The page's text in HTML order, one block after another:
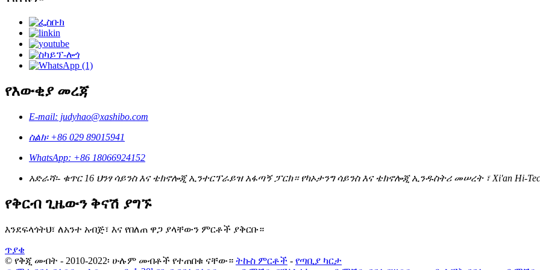
የእውቂያ መረጃ
E-mail: judyhao@xashibo.com
ስልክ፡ +86 029 89015941
WhatsApp: +86 18066924152
አድራሻ፡- ቁጥር 16 ህንፃ ሳይንስ እና ቴክኖሎጂ ኢንተርፕራይዝ አፋጣኝ ፓርክ። የካኦታንግ ሳይንስ እና ቴክኖሎጂ ኢንዱስትሪ መሠረት ፣ Xi'an Hi-
የቅርብ ጊዜውን ቅናሽ ያግኙ
እንደፍላጎትህ፣ ለአንተ አብጅ፣ እና የበለጠ ዋጋ ያላቸውን ምርቶች ያቅርቡ።
ጥያቄ
© የቅጂ መብት - 2010-2022፡ ሁሉም መብቶች የተጠበቁ ናቸው። ትኩስ ምርቶች - የጣቢያ ካርታ